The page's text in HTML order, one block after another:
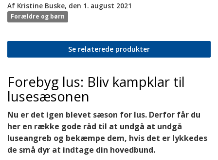
Af Kristine Buske, den 1. august 2021
Forældre og børn
Se relaterede produkter
Forebyg lus: Bliv kampklar til
lusesæsonen
Nu er det igen blevet sæson for lus. Derfor får du
her en række gode råd til at undgå at undgå
luseangreb og bekæmpe dem, hvis det er lykkedes
de små dyr at indtage din hovedbund.